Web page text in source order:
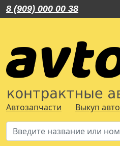
8 (909) 000 00 38
Автозапчасти Выкуп авто